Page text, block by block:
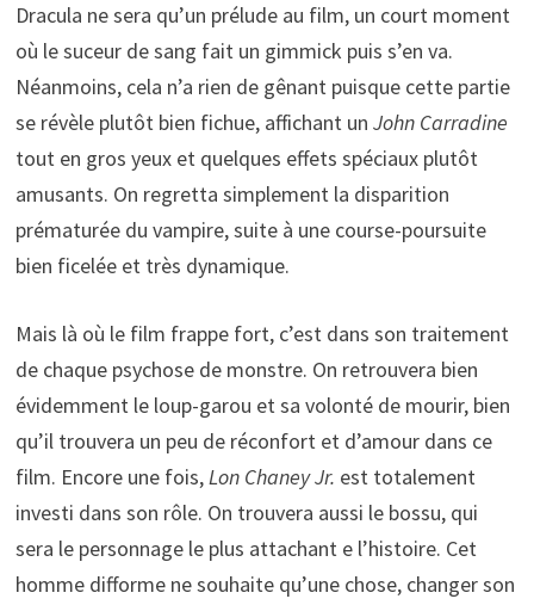
Dracula ne sera qu’un prélude au film, un court moment
où le suceur de sang fait un gimmick puis s’en va.
Néanmoins, cela n’a rien de gênant puisque cette partie
se révèle plutôt bien fichue, affichant un John Carradine
tout en gros yeux et quelques effets spéciaux plutôt
amusants. On regretta simplement la disparition
prématurée du vampire, suite à une course-poursuite
bien ficelée et très dynamique.
Mais là où le film frappe fort, c’est dans son traitement
de chaque psychose de monstre. On retrouvera bien
évidemment le loup-garou et sa volonté de mourir, bien
qu’il trouvera un peu de réconfort et d’amour dans ce
film. Encore une fois,Lon Chaney Jr. est totalement
investi dans son rôle. On trouvera aussi le bossu, qui
sera le personnage le plus attachant e l’histoire. Cet
homme difforme ne souhaite qu’une chose, changer son